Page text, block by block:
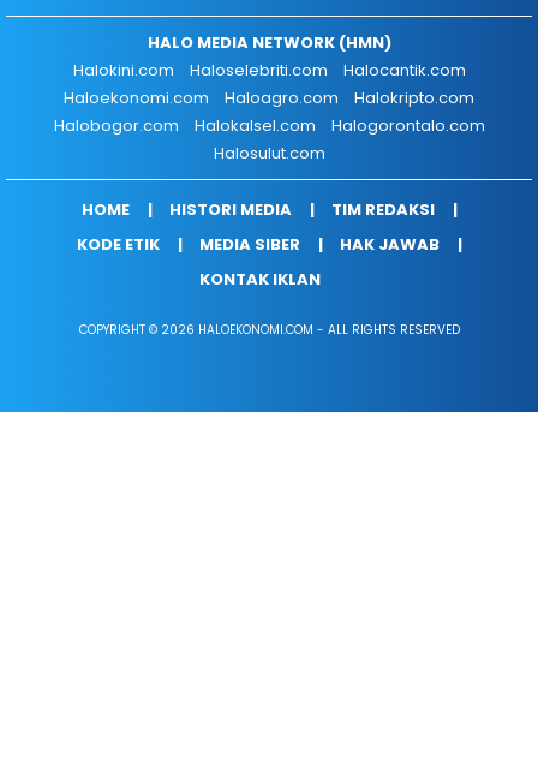
HALO MEDIA NETWORK (HMN)
Halokini.com
Haloselebriti.com
Halocantik.com
Haloekonomi.com
Haloagro.com
Halokripto.com
Halobogor.com
Halokalsel.com
Halogorontalo.com
Halosulut.com
HOME HISTORI MEDIA
TIM REDAKSI
KODE ETIK
MEDIA SIBER
HAK JAWAB
KONTAK IKLAN
COPYRIGHT © 2026 HALOEKONOMI.COM - ALL RIGHTS RESERVED